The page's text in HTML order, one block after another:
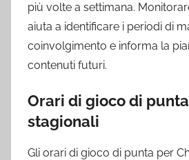
più volte a settimana.
aiuta a identificare i periodi di
coinvolgimento e informa la
contenuti futuri.
Orari di gioco di
stagionali
Gli orari di gioco di punta per